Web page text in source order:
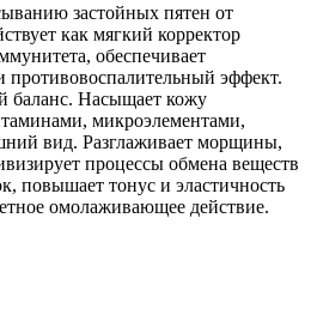
застойных пятен от
как мягкий корректор
обеспечивает
эффект.
баланс. Насыщает кожу
микроэлементами,
вид. Разглаживает морщины,
процессы обмена веществ
повышает тонус и эластичность
омолаживающее действие.